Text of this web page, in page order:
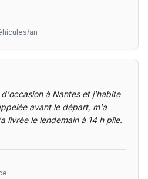
an
à Nantes et j'habite
avant le départ, m'a
livrée le lendemain à 14 h pile.